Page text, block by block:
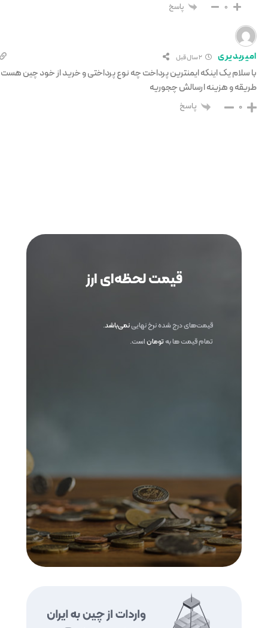
0 پاسخ
امیربدیری
با سلام یک اینکه ایمنترین پرداخت چه نوع پرداختی و خرید از خود چین هست
طریقه و هزینه ارسالش چجوریه
0 پاسخ
قیمت لحظه‌ای ارز
قیمت‌های درج شده نرخ نهایینمی‌باشد.
تمام قیمت ها به توماناست.